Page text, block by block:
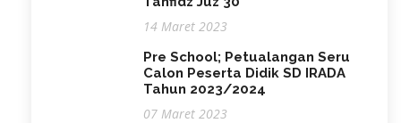
14 Maret 2023
Pre School; Petualangan Seru
Calon Peserta Didik SD IRADA
Tahun 2023/2024
07 Maret 2023